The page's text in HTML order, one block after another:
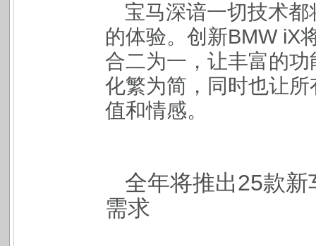
宝马深谙一切技术
的体验。创新BMW iX
合二为一，让丰富的
化繁为简，同时也让
值和情感。
全年将推出25款
需求